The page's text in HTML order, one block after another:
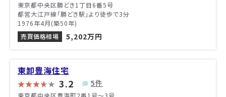
東京都中央区勝どき1丁目6番5号
都営大江戸線「勝どき駅」より徒歩で3分
1976年4月(築50年)
売買価格相場
5,202万円
東卸豊海住宅
3.2 5件
東京都中央区豊海町2番1号〜3号